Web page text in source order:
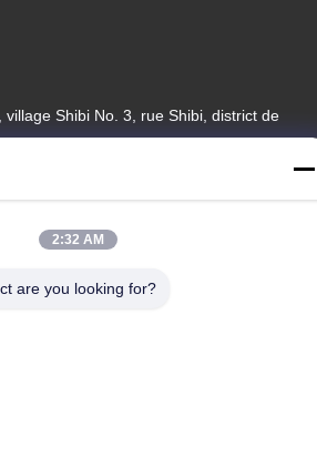
village Shibi No. 3, rue Shibi, district de
2:32 AM
are you looking for?